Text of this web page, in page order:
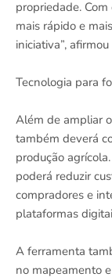
propriedade.
mais rápido e
iniciativa”,
Tecnologia para
Além de ampliar
também deverá
produção
poderá reduzir
compradores e
plataformas
A ferramenta
no mapeamento